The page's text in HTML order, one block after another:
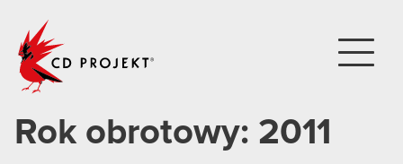
Rok obrotowy: 2011